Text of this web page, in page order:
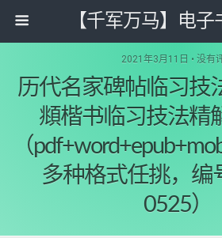
【千军万马】电子
2021年3月11日 • 没有
历代名家碑帖临习技
頫楷书临习技法精
（
多种格式任挑，编
0525）